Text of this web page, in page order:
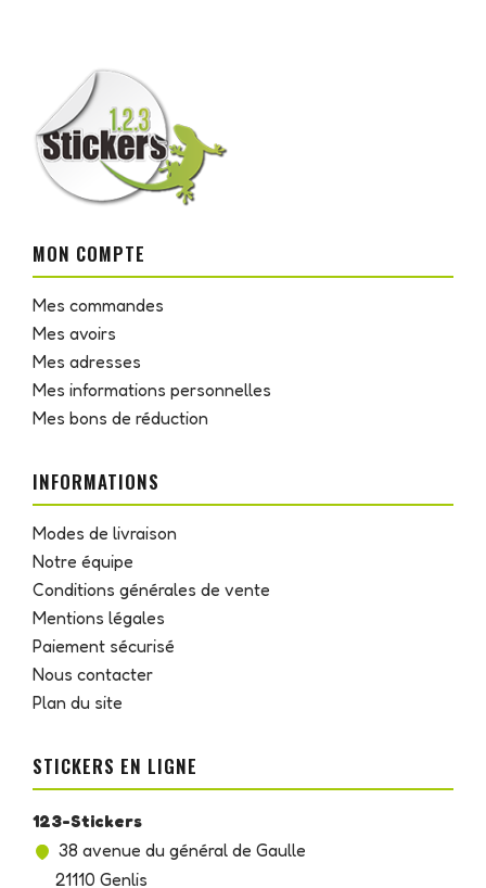
MON COMPTE
Mes commandes
Mes avoirs
Mes adresses
Mes informations personnelles
Mes bons de réduction
INFORMATIONS
Modes de livraison
Notre équipe
Conditions générales de vente
Mentions légales
Paiement sécurisé
Nous contacter
Plan du site
STICKERS EN LIGNE
123-Stickers
38 avenue du général de Gaulle
21110 Genlis